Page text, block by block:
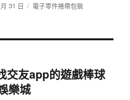
31 日
分
電子零件捲帶包裝
交友app的遊戲棒球
樂城